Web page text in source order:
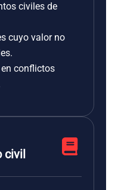
civiles de
cuyo valor no
conflictos
civil